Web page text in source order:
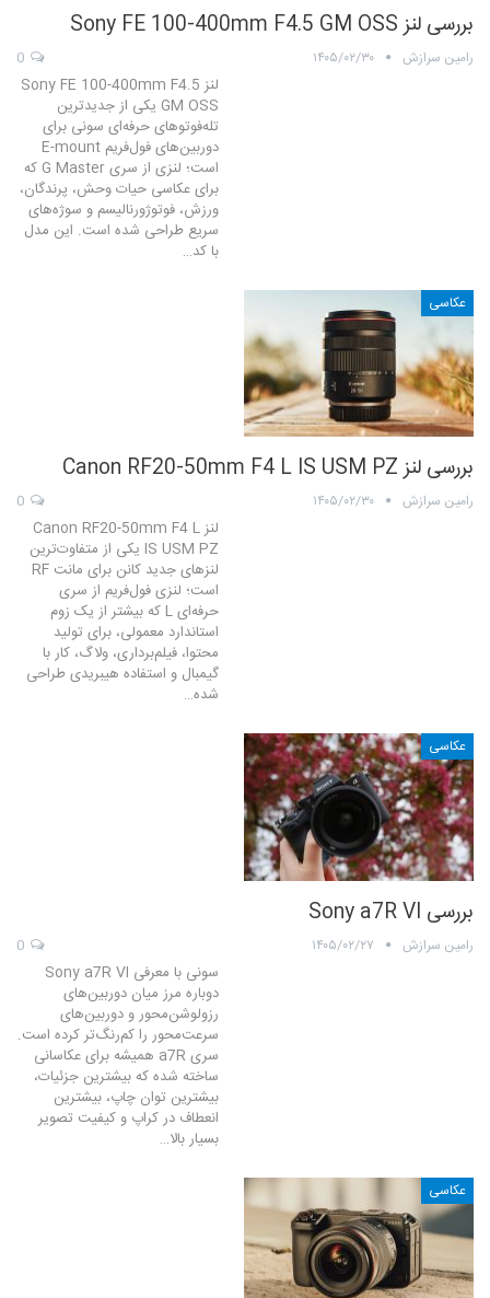
بررسی لنز Sony FE 100-400mm F4.5 GM OSS
رامین سرازش ۱۴۰۵/۰۲/۳۰
لنز Sony FE 100-400mm F4.5
GM OSS یکی از جدیدترین
تله‌فوتوهای حرفه‌ای سونی برای
دوربین‌های فول‌فریم E-mount
است؛ لنزی از سری G Master که
برای عکاسی حیات وحش، پرندگان،
ورزش، فوتوژورنالیسم و سوژه‌های
سریع طراحی شده است. این مدل
با کد…
عکاسی
بررسی لنز Canon RF20-50mm F4 L IS USM PZ
رامین سرازش ۱۴۰۵/۰۲/۳۰
لنز Canon RF20-50mm F4 L
IS USM PZ یکی از متفاوت‌ترین
لنزهای جدید کانن برای مانت RF
است؛ لنزی فول‌فریم از سری
حرفه‌ای L که بیشتر از یک زوم
استاندارد معمولی، برای تولید
محتوا، فیلم‌برداری، ولاگ، کار با
گیمبال و استفاده‌ هیبریدی طراحی
شده…
عکاسی
بررسی Sony a7R VI
رامین سرازش ۱۴۰۵/۰۲/۲۷
سونی با معرفی Sony a7R VI
دوباره مرز میان دوربین‌های
رزولوشن‌محور و دوربین‌های
سرعت‌محور را کم‌رنگ‌تر کرده است.
سری a7R همیشه برای عکاسانی
ساخته شده که بیشترین جزئیات،
بیشترین توان چاپ، بیشترین
انعطاف در کراپ و کیفیت تصویر
بسیار بالا…
عکاسی